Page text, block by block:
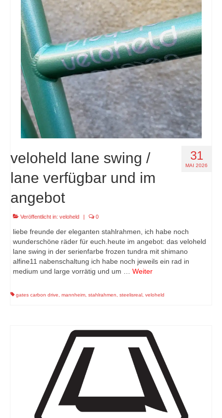
31
MAI 2026
veloheld lane swing /
lane verfügbar und im
angebot
Veröffentlicht in: veloheld 0
liebe freunde der eleganten stahlrahmen, ich habe noch
wunderschöne räder für euch.heute im angebot: das veloheld
lane swing in der serienfarbe frozen tundra mit shimano
alfine11 nabenschaltung ich habe noch jeweils ein rad in
medium und large vorrätig und um … Weiter
gates carbon drive, mannheim, stahlrahmen, steelisreal, veloheld